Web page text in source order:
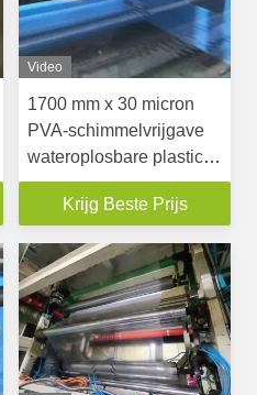
Video
1700 mm x 30 micron
PVA-schimmelvrijgave
wateroplosbare plastic
film voor kunstmatige
kwartssteen
Krijg Beste Prijs